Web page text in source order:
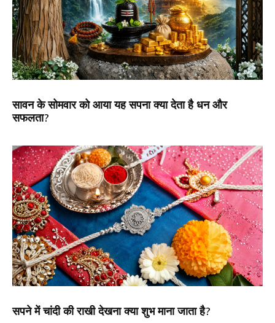
सावन के सोमवार को आया यह सपना क्या देता है धन और
सफलता?
सपने में चांदी की राखी देखना क्या शुभ माना जाता है?